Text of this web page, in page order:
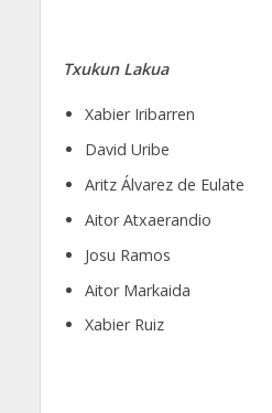
Txukun Lakua
Xabier Iribarren
David Uribe
Aritz Álvarez de Eulate
Aitor Atxaerandio
Josu Ramos
Aitor Markaida
Xabier Ruiz